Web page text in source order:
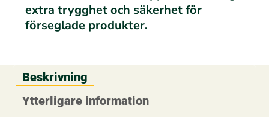
extra trygghet och säkerhet för
förseglade produkter.
Beskrivning
Ytterligare information